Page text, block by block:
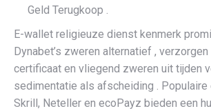
Geld Terugkoop .
E-wallet religieuze dienst kenmerk
Dynabet’s zweren alternatief ,
certificaat en vliegend zweren uit tijden
sedimentatie als afscheiding .
Skrill, Neteller en ecoPayz bieden een